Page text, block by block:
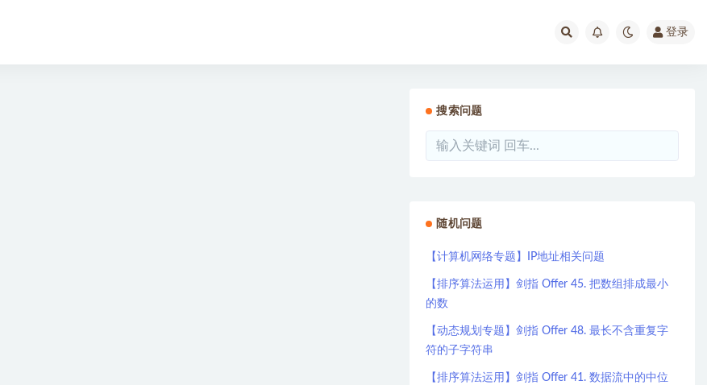
登录
搜索问题
随机问题
【计算机网络专题】IP地址相关问题
【排序算法运用】剑指 Offer 45. 把数组排成最小
的数
【动态规划专题】剑指 Offer 48. 最长不含重复字
符的子字符串
【排序算法运用】剑指 Offer 41. 数据流中的中位